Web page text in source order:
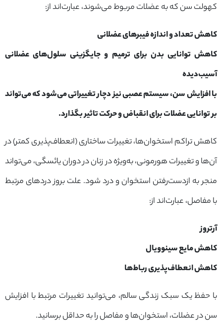
کهولت سن که به عضلات مربوط می‌شوند، عبارت‌اند از:
کاهش تعداد و اندازه فیبرهای عضلانی
کاهش توانایی بدن برای ترمیم و جایگزینی سلول‌های عضلانی
آسیب‌دیده
با افزایش سن، سیستم عصبی نیز دچار تغییراتی می‌شود که می‌تواند
بر توانایی عضلات برای انقباض و حرکت تاثیر بگذارد.
کاهش تراکم استخوان‌ها، تغییرات ساختاری (انعطاف‌پذیری کمتر) در
آن‌ها و تغییرات هورمونی، به‌ویژه در زنان در دوران یائسگی، می‌تواند
منجر به ازدست‌رفتن استخوان و درد شود. علت بروز دردهای مرتبط
با مفاصل، عبارت‌اند از:
آرتروز
کاهش مایع سینوویال
کاهش انعطاف‌پذیری رباط‌ها
با حفظ یک سبک زندگی سالم، می‌توانید تغییرات مرتبط با افزایش
سن در عضلات، استخوان‌ها و مفاصل را به حداقل برسانید.